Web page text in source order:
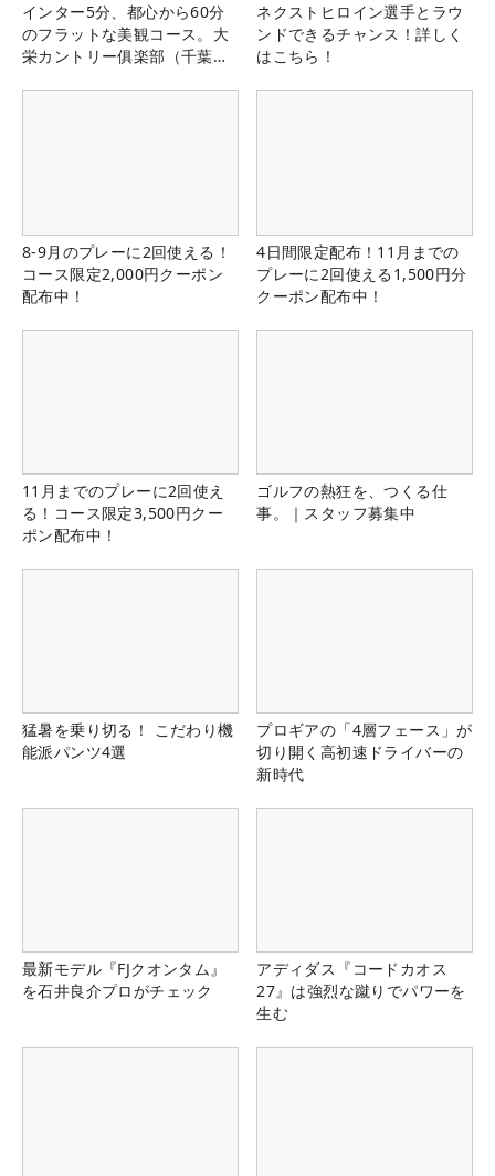
インター5分、都心から60分
のフラットな美観コース。大
栄カントリー俱楽部（千葉
ネクストヒロイン選手とラウ
ンドできるチャンス！詳しく
はこちら！
8-9月のプレーに2回使える！
コース限定2,000円クーポン
配布中！
4日間限定配布！11月までの
プレーに2回使える1,500円分
クーポン配布中！
11月までのプレーに2回使え
る！コース限定3,500円クー
ポン配布中！
ゴルフの熱狂を、つくる仕
事。｜スタッフ募集中
猛暑を乗り切る！ こだわり機
能派パンツ4選
プロギアの「4層フェース」が
切り開く高初速ドライバーの
新時代
最新モデル『FJクオンタム』
を石井良介プロがチェック
アディダス『コードカオス
27』は強烈な蹴りでパワーを
生む